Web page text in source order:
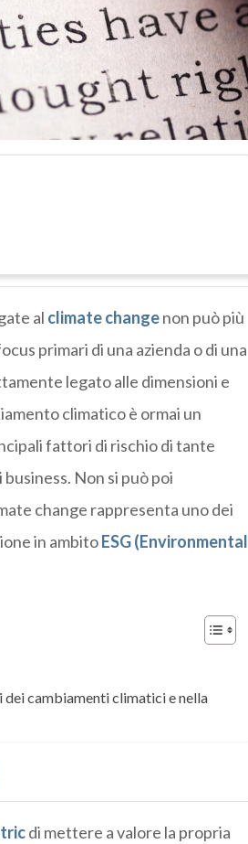
al climate changenon può più
primari di una azienda o di una
legato alle dimensioni e
climatico è ormai un
fattori di rischio di tante
Non si può poi
change rappresenta uno dei
in ambitoESG (Environmental
cambiamenti climatici e nella
di mettere a valore la propria